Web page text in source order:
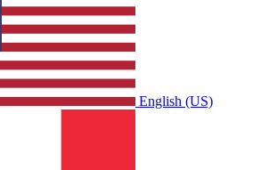
English (US)